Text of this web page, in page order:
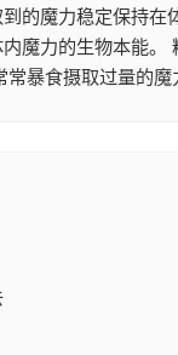
的魔力稳定保持
魔力的生物本能
暴食摄取过量的